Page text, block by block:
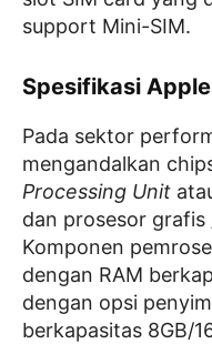
support Mini-SIM.
Spesifikasi
Pada sektor
mengandalkan
Processing Unit
dan prosesor grafis
Komponen
dengan RAM
dengan opsi
berkapasitas 8GB/